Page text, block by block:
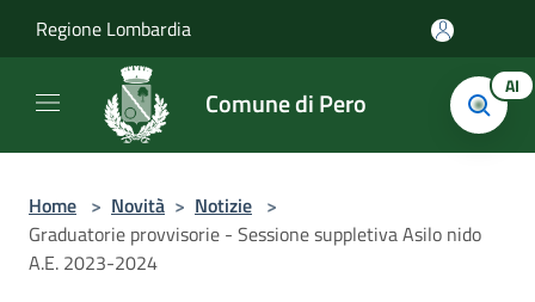
Regione Lombardia
Comune di Pero AI
Home > Novità > Notizie >
Graduatorie provvisorie - Sessione suppletiva Asilo nido
A.E. 2023-2024